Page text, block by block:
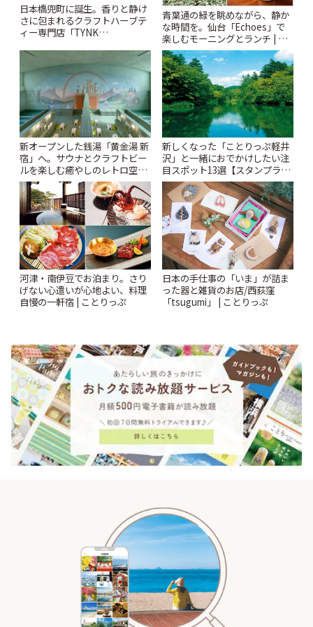
日本橋兜町に誕生。香りと静け
さに包まれるクラフトハーブテ
ィー専門店「TYNK
青葉通の緑を眺めながら、静か
な時間を。仙台「Echoes」で
楽しむモーニングとランチ | こ
とりっぷ
新オープンした銭湯「黄金湯 新
宿」へ。サウナとクラフトビー
ルを楽しむ癒やしのレトロ空間
| ことりっぷ
新しくなった「ことりっぷ軽井
沢」と一緒におでかけしたい注
目スポット13選【スタンプラリ
ー開催中】 | ことりっぷ
河津・南伊豆でお泊まり。さり
げない心遣いが心地よい、料理
自慢の一軒宿 | ことりっぷ
日本の手仕事の「いま」が詰ま
った器と雑貨のお店/西荻窪
「tsugumi」 | ことりっぷ